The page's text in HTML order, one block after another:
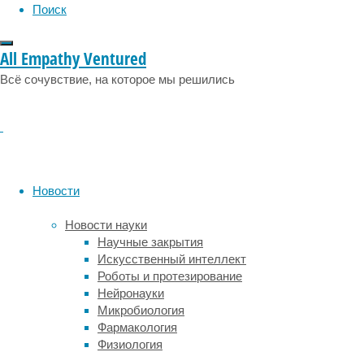
Поиск
All Empathy Ventured
Всё сочувствие, на которое мы решились
Новости
Новости науки
Научные закрытия
Искусственный интеллект
Роботы и протезирование
Нейронауки
Микробиология
Фармакология
Физиология
при
сложении,
а
от
устно
или
письменно
выполняется
задание.
Об
этом
рассказывается